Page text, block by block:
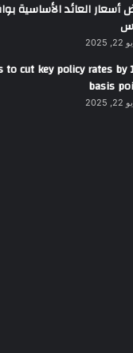
2025
to cut key policy rates by
basis
2025